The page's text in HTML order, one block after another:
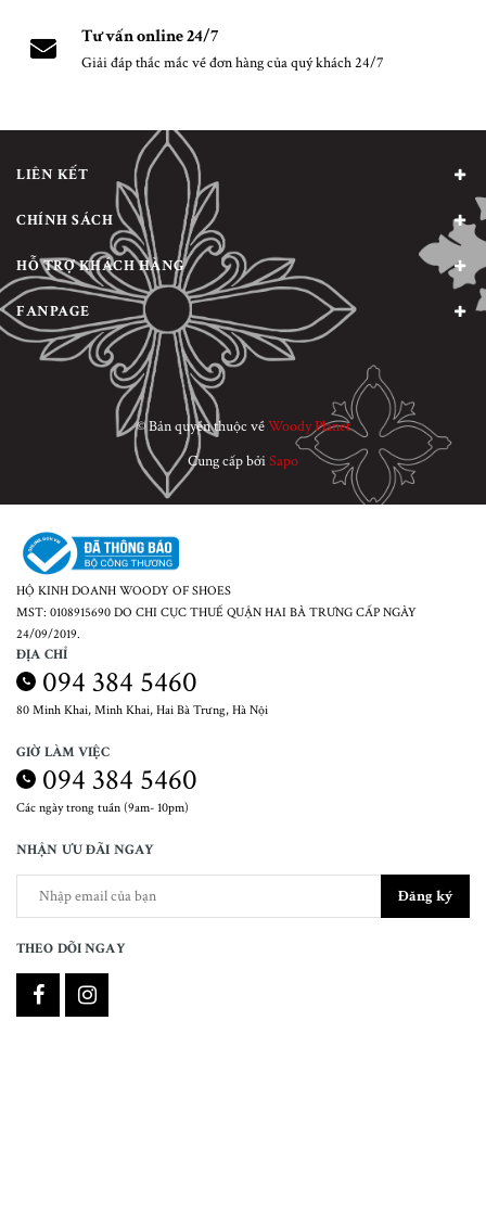
Tư vấn online 24/7
Giải đáp thắc mắc về đơn hàng của quý khách 24/7
LIÊN KẾT
CHÍNH SÁCH
HỖ TRỢ KHÁCH HÀNG
FANPAGE
© Bản quyền thuộc vềWoody Planet
Cung cấp bởiSapo
HỘ KINH DOANH WOODY OF SHOES
MST: 0108915690 DO CHI CỤC THUẾ QUẬN HAI BÀ TRƯNG CẤP NGÀY
24/09/2019.
ĐỊA CHỈ
094 384 5460
80 Minh Khai, Minh Khai, Hai Bà Trưng, Hà Nội
GIỜ LÀM VIỆC
094 384 5460
Các ngày trong tuần (9am- 10pm)
NHẬN ƯU ĐÃI NGAY
Đăng ký
THEO DÕI NGAY